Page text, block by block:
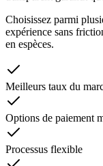
Choisissez parmi
expérience sans
en espèces.
Meilleurs taux du
Options de paiement
Processus flexible